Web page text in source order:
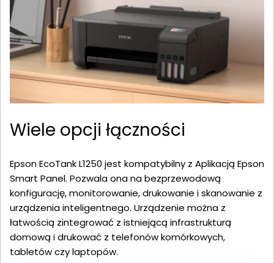
Wiele opcji łączności
Epson EcoTank L1250 jest kompatybilny z Aplikacją Epson
Smart Panel. Pozwala ona na bezprzewodową
konfigurację, monitorowanie, drukowanie i skanowanie z
urządzenia inteligentnego. Urządzenie można z
łatwością zintegrować z istniejącą infrastrukturą
domową i drukować z telefonów komórkowych,
tabletów czy laptopów.